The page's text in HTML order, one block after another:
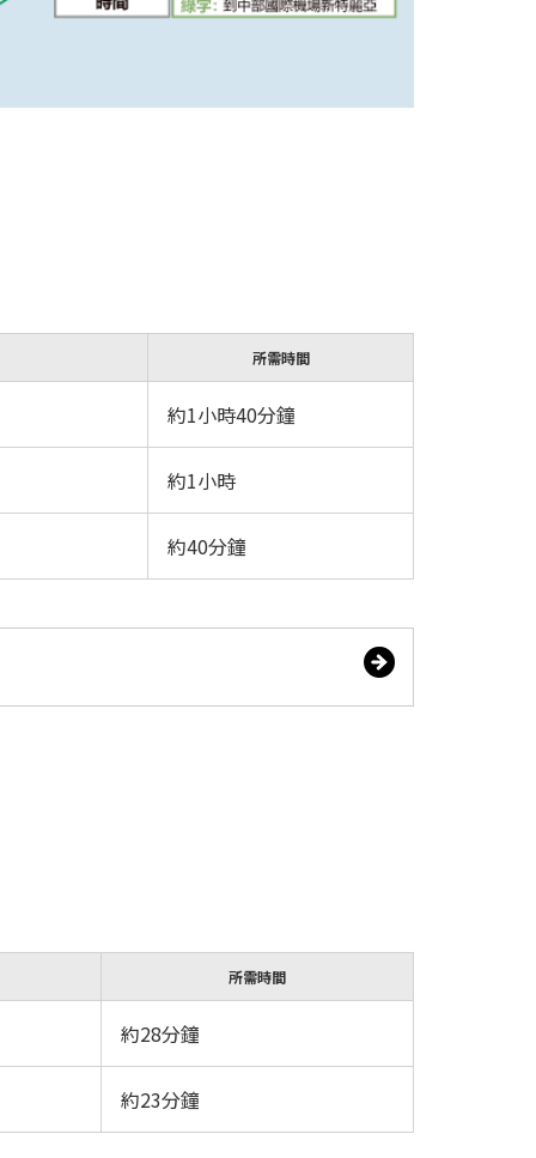
所需時間
約1小時40分鐘
約1小時
約40分鐘
所需時間
約28分鐘
約23分鐘